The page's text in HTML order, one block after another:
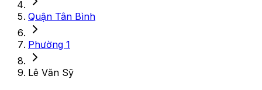
Quận Tân Bình
Phường 1
Lê Văn Sỹ